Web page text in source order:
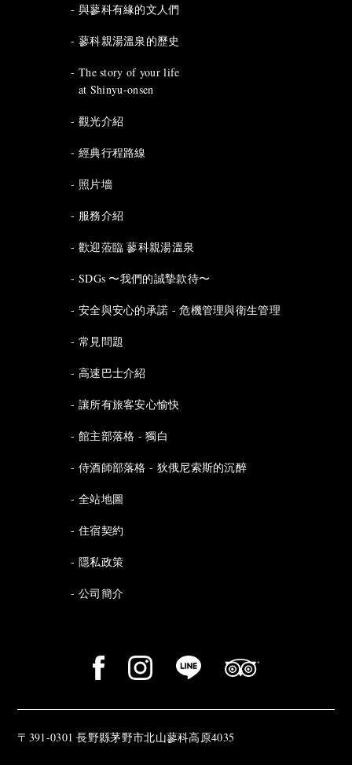
與蓼科有緣的文人們
蓼科親湯溫泉的歷史
The story of your life
at Shinyu-onsen
觀光介紹
經典行程路線
照片墻
服務介紹
歡迎蒞臨 蓼科親湯溫泉
SDGs 〜我們的誠摯款待〜
安全與安心的承諾 - 危機管理與衛生管理
常見問題
高速巴士介紹
讓所有旅客安心愉快
館主部落格 - 獨白
侍酒師部落格 - 狄俄尼索斯的沉醉
全站地圖
住宿契約
隱私政策
公司簡介
〒391-0301 長野縣茅野市北山蓼科高原4035